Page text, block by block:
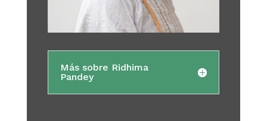
Más sobre Ridhima
Pandey